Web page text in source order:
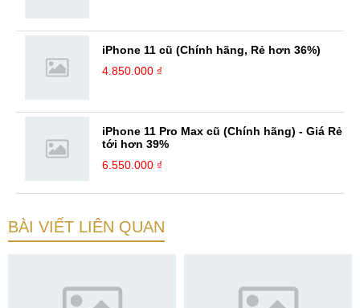
iPhone 11 cũ (Chính hãng, Rẻ hơn 36%)
4.850.000 ₫
iPhone 11 Pro Max cũ (Chính hãng) - Giá Rẻ
tới hơn 39%
6.550.000 ₫
BÀI VIẾT LIÊN QUAN